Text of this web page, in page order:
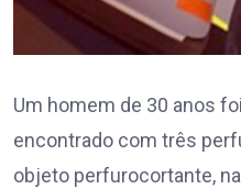
Um homem de 30 anos
encontrado com três
objeto perfurocortante,